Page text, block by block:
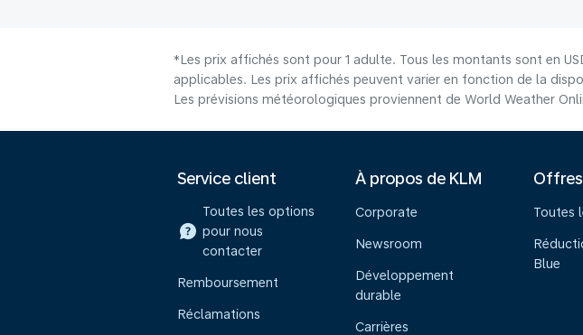
*Les prix affichés sont pour 1 adulte. Tous les montants sont en
applicables. Les prix affichés peuvent varier en fonction de la
Les prévisions météorologiques proviennent de World Weather
Service client
Toutes les options
pour nous
contacter
Remboursement
Réclamations
À propos de KLM
Corporate
Newsroom
Développement
durable
Carrières
Offres
Toutes
Blue